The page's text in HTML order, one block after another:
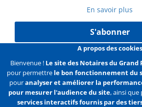
En savoir plus
S'abonner
Liens Mentions légales Données
Politique des cookies
A propos des cookies
Bienvenue ! Le site des Notaires du Grand
pour permettre le bon fonctionnement du
pouranalyser et améliorer la
pour mesurer l'audience du site, ainsi
services interactifs fournis par des